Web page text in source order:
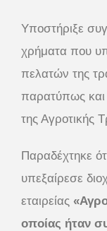
Υποστήριξε
χρήματα που
πελατών της
παρατύπως και
της Αγροτικής
Παραδέχτηκε
υπεξαίρεσε
εταιρείας
οποίας ήταν